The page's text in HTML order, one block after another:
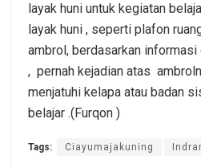
layak huni untuk kegiatan
layak huni , seperti plafon
ambrol, berdasarkan
, pernah kejadian atas
menjatuhi kelapa atau badan
belajar .(Furqon )
Tags: Ciayumajakuning